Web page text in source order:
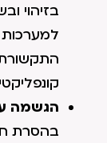
בזיהוי
למערכות
הגשמה
בהסרת